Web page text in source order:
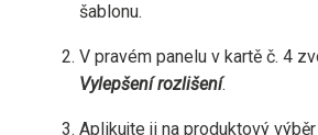
šablonu.
V pravém panelu v kartě č. 4
Vylepšení rozlišení.
Aplikujte ji na produktový